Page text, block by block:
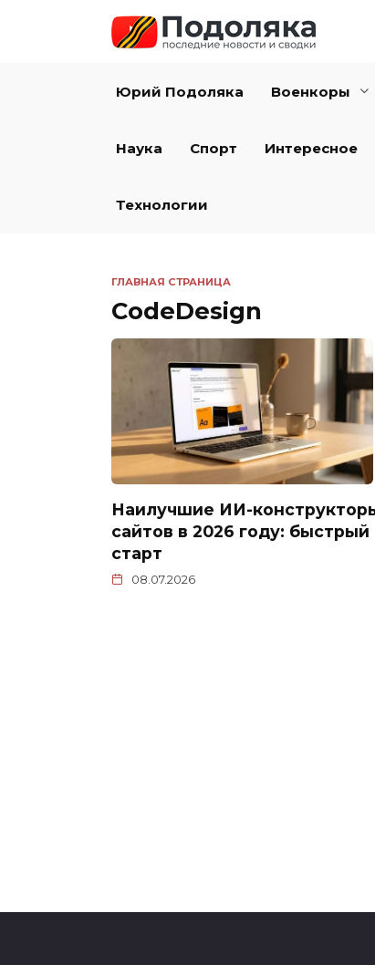
Юрий Подоляка Военкоры
Наука Спорт Интересное
Технологии
ГЛАВНАЯ СТРАНИЦА
CodeDesign
Наилучшие ИИ-
сайтов в 2026 году: быстрый
старт
08.07.2026